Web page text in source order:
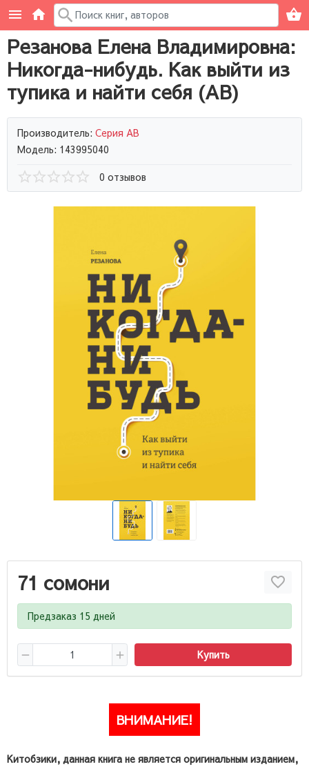
Резанова Елена Владимировна:
Никогда-нибудь. Как выйти из
тупика и найти себя (AB)
Производитель: Серия AB
Модель: 143995040
0 отзывов
71 сомони
Предзаказ 15 дней
Купить
ВНИМАНИЕ!
Китобзики, данная книга не является оригинальным изданием,